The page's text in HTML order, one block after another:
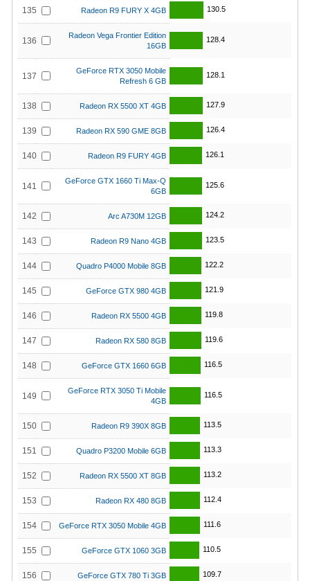
135 Radeon R9 FURY X 4GB 130.5
136
Radeon Vega Frontier Edition
16GB
128.4
137
GeForce RTX 3050 Mobile
Refresh 6 GB
128.1
138 Radeon RX 5500 XT 4GB 127.9
139 Radeon RX 590 GME 8GB 126.4
140 Radeon R9 FURY 4GB 126.1
141
GeForce GTX 1660 Ti Max-Q
6GB
125.6
142 Arc A730M 12GB 124.2
143 Radeon R9 Nano 4GB 123.5
144 Quadro P4000 Mobile 8GB 122.2
145 GeForce GTX 980 4GB 121.9
146 Radeon RX 5500 4GB 119.8
147 Radeon RX 580 8GB 119.6
148 GeForce GTX 1660 6GB 116.5
149
GeForce RTX 3050 Ti Mobile
4GB
116.5
150 Radeon R9 390X 8GB 113.5
151 Quadro P3200 Mobile 6GB 113.3
152 Radeon RX 5500 XT 8GB 113.2
153 Radeon RX 480 8GB 112.4
154 GeForce RTX 3050 Mobile 4GB 111.6
155 GeForce GTX 1060 3GB 110.5
156 GeForce GTX 780 Ti 3GB 109.7